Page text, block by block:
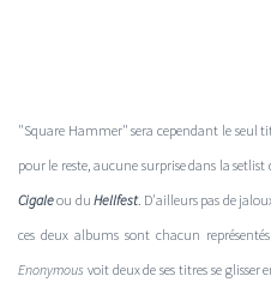
"Square Hammer" sera cependant le seul
pour le reste, aucune surprise dans la
Cigaleou du Hellfest. D'ailleurs pas de
ces deux albums sont chacun
Enonymous voit deux de ses titres se glisser